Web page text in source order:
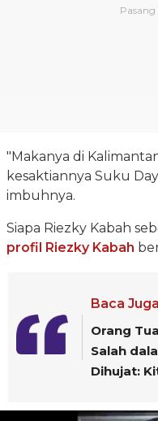
"Makanya di
kesaktiannya Suku
imbuhnya.
Siapa Riezky Kabah
profil Riezky Kabah
Baca Juga
Orang
Salah
Dihujat: